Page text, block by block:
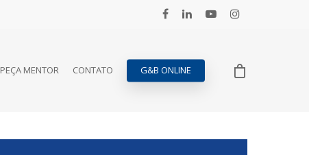
PEÇA MENTOR CONTATO G&B ONLINE